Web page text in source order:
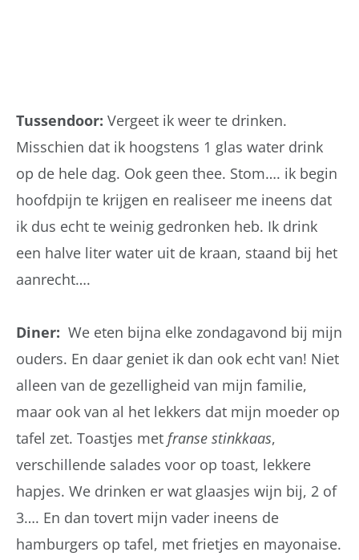
Tussendoor: Vergeet ik weer te drinken.
Misschien dat ik hoogstens 1 glas water drink
op de hele dag. Ook geen thee. Stom…. ik begin
hoofdpijn te krijgen en realiseer me ineens dat
ik dus echt te weinig gedronken heb. Ik drink
een halve liter water uit de kraan, staand bij het
aanrecht….
Diner: We eten bijna elke zondagavond bij mijn
ouders. En daar geniet ik dan ook echt van! Niet
alleen van de gezelligheid van mijn familie,
maar ook van al het lekkers dat mijn moeder op
tafel zet. Toastjes met franse stinkkaas,
verschillende salades voor op toast, lekkere
hapjes. We drinken er wat glaasjes wijn bij, 2 of
3…. En dan tovert mijn vader ineens de
hamburgers op tafel, met frietjes en mayonaise.